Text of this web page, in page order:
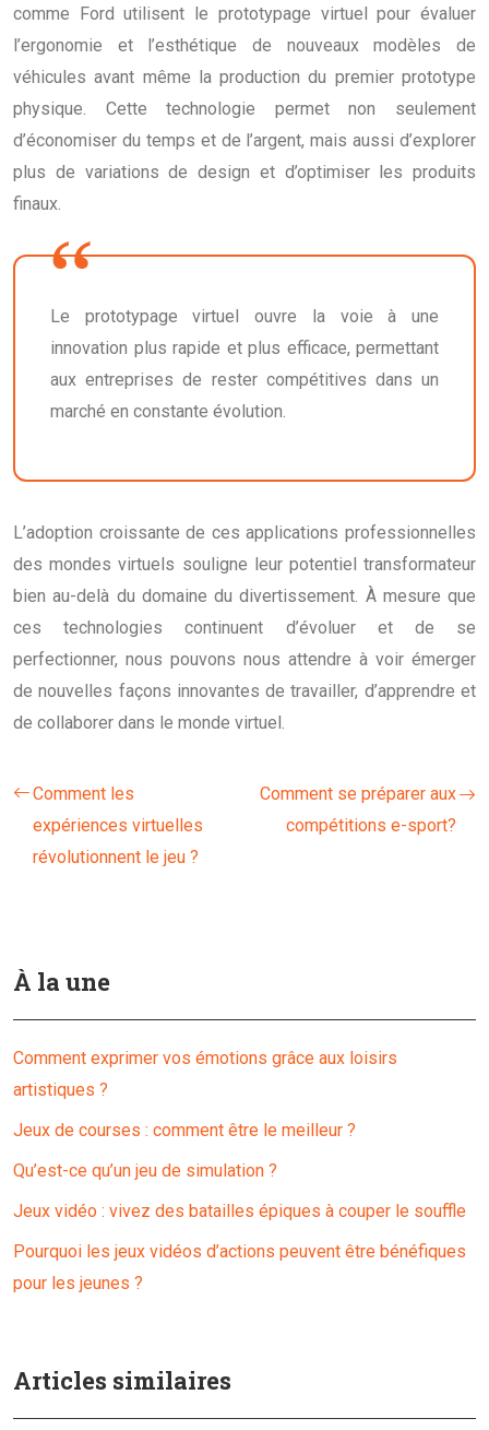
comme Ford utilisent le prototypage virtuel pour évaluer
l’ergonomie et l’esthétique de nouveaux modèles de
véhicules avant même la production du premier prototype
physique. Cette technologie permet non seulement
d’économiser du temps et de l’argent, mais aussi d’explorer
plus de variations de design et d’optimiser les produits
finaux.
Le prototypage virtuel ouvre la voie à une
innovation plus rapide et plus efficace, permettant
aux entreprises de rester compétitives dans un
marché en constante évolution.
L’adoption croissante de ces applications professionnelles
des mondes virtuels souligne leur potentiel transformateur
bien au-delà du domaine du divertissement. À mesure que
ces technologies continuent d’évoluer et de se
perfectionner, nous pouvons nous attendre à voir émerger
de nouvelles façons innovantes de travailler, d’apprendre et
de collaborer dans le monde virtuel.
Comment les
expériences virtuelles
révolutionnent le jeu ?
Comment se préparer aux
compétitions e-sport?
À la une
Comment exprimer vos émotions grâce aux loisirs
artistiques ?
Jeux de courses : comment être le meilleur ?
Qu’est-ce qu’un jeu de simulation ?
Jeux vidéo : vivez des batailles épiques à couper le souffle
Pourquoi les jeux vidéos d’actions peuvent être bénéfiques
pour les jeunes ?
Articles similaires